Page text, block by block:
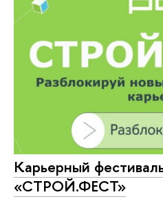
Карьерный
«СТРОЙ.ФЕСТ»